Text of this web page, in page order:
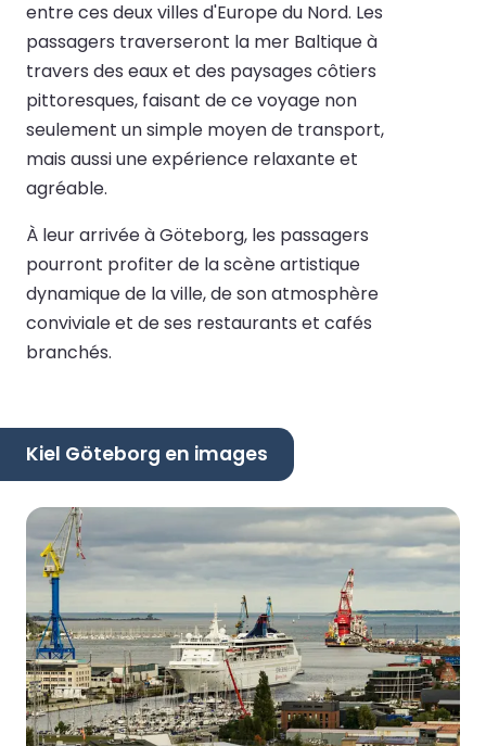
entre ces deux villes d'Europe du Nord. Les
passagers traverseront la mer Baltique à
travers des eaux et des paysages côtiers
pittoresques, faisant de ce voyage non
seulement un simple moyen de transport,
mais aussi une expérience relaxante et
agréable.
À leur arrivée à Göteborg, les passagers
pourront profiter de la scène artistique
dynamique de la ville, de son atmosphère
conviviale et de ses restaurants et cafés
branchés.
Kiel Göteborg en images